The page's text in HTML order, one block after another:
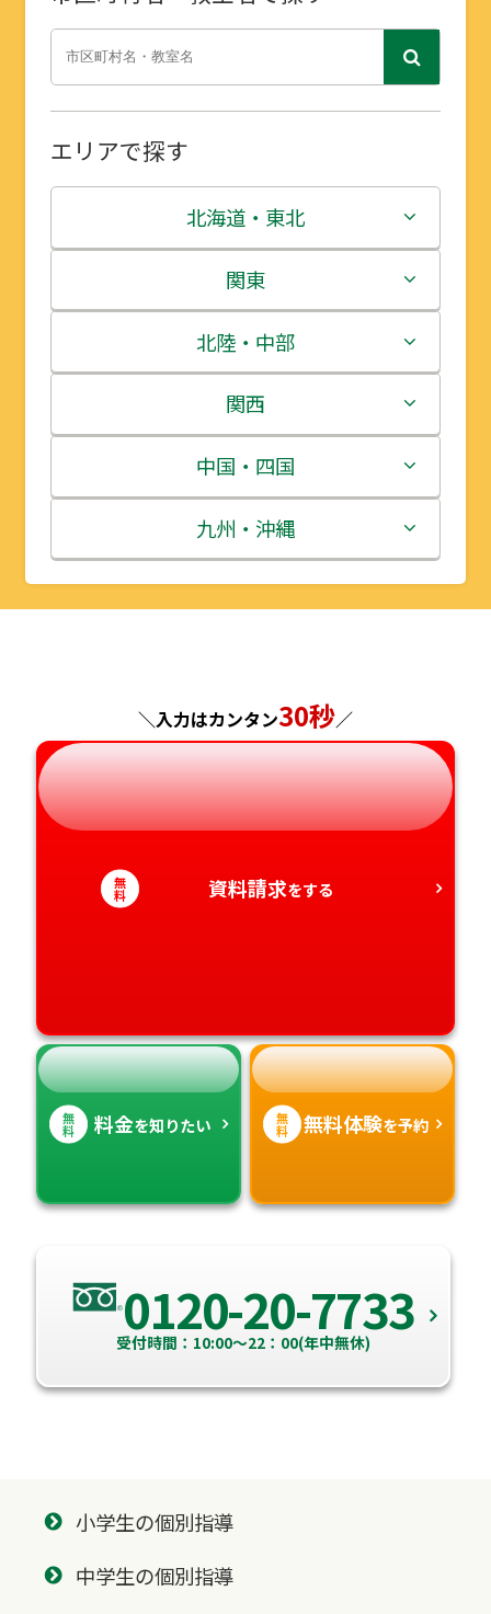
エリアで探す
北海道・東北
北海道
青森県
岩手県
宮城県
秋田県
山形県
関東
茨城県
栃木県
群馬県
埼玉県
千葉県
神奈川県
北陸・中部
新潟県
富山県
石川県
福井県
長野県
岐阜県
静岡県
愛知県
関西
三重県
滋賀県
京都府
兵庫県
奈良県
和歌山県
中国・四国
鳥取県
島根県
広島県
山口県
徳島県
香川県
九州・沖縄
福岡県
長崎県
熊本県
大分県
宮崎県
＼入力はカンタン30秒／
無
料 資料請求をする
無
料 料金を知りたい 無
料 無料体験を予約
0120-20-7733
受付時間：10:00～22：00(年中無休)
小学生の個別指導
中学生の個別指導